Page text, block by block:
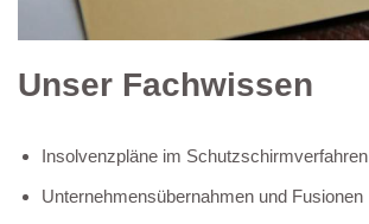
Unser Fachwissen
Insolvenzpläne im Schutzschirmverfahren
Unternehmensübernahmen und Fusionen